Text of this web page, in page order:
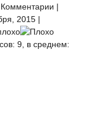
|
2015 |
9, в среднем: